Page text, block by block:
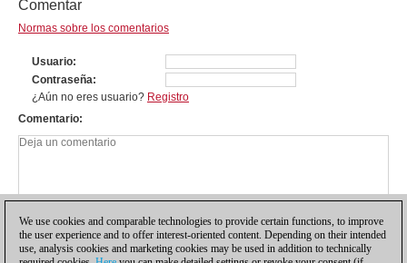
Comentar
Normas sobre los comentarios
Usuario
Contraseña
¿Aún no eres usuario? Registro
Comentario
We use cookies and comparable technologies to provide certain functions, to improve
the user experience and to offer interest-oriented content. Depending on their intended
use, analysis cookies and marketing cookies may be used in addition to technically